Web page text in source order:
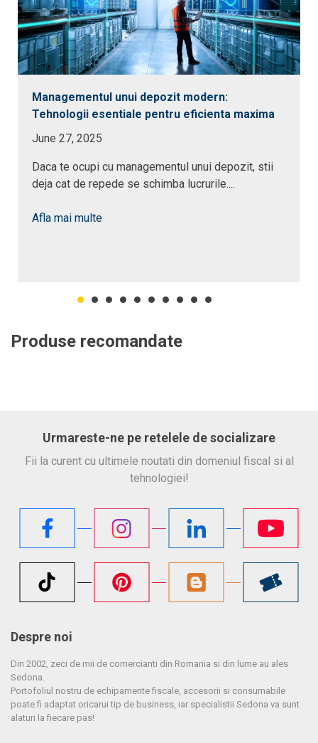
Managementul unui depozit modern:
Tehnologii esentiale pentru eficienta maxima
June 27, 2025
Daca te ocupi cu managementul unui depozit, stii
deja cat de repede se schimba lucrurile....
Afla mai multe
Produse recomandate
Urmareste-ne pe retelele de socializare
Fii la curent cu ultimele noutati din domeniul fiscal si al
tehnologiei!
Despre noi
Din 2002, zeci de mii de comercianti din Romania si din lume au ales
Sedona.
Portofoliul nostru de echipamente fiscale, accesorii si consumabile
poate fi adaptat oricarui tip de business, iar specialistii Sedona va sunt
alaturi la fiecare pas!